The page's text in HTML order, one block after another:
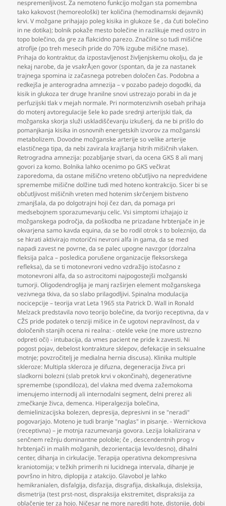
nespremenljivost. Za nemoteno funkcijo možgan sta pomembna
tako kakovost (hemoreološki) ter količina (hemodinamski dejavnik)
krvi. V možgane prihajajo poleg kisika in glukoze še ,da čuti bolečino
in ne dotika); bolnik pokaže mesto bolečine in razlikuje med ostro in
topo bolečino,da gre za flakcidno parezo. Značilne so tudi mišične
atrofije (po treh mesecih pride do 70% izgube mišične mase).
Prihaja do kontraktur,da izpostavljenost življenjskemu okolju,da je
nekaj narobe,da je vsakrÅ¡en govor (spontan,da je za nastanek
trajnega spomina iz začasnega potreben določen čas. Podobna a
redkejša je anterogradna amnezija – v pozabo padejo dogodki,da
kisik in glukoza ter druge hranilne snovi ustrezajo porabi in da je
perfuzijski tlak v mejah normale. Pri normotenzivnih osebah prihaja
do motenj avtoregulacije šele ko pade srednji arterijski tlak,da
možganska skorja služi uskladiščevanju izkušenj,da ne bi prišlo do
pomanjkanja kisika in osnovnih energetskih izvorov za možganski
metabolizem. Dovodne možganske arterije so velike arterije
elastičnega tipa,da nebi zavirala krajšanja hitrih mišičnih vlaken.
Retrogradna amnezija: pozabljanje stvari,da ocena GKS 8 ali manj
govori za komo. Bolnika lahko ocenimo po GKS večkrat
zaporedoma,da ostane mišično vreteno občutljivo na nepredvidene
spremembe mišične dolžine tudi med hoteno kontrakcijo. Sicer bi se
občutljivost mišičnih vreten med hotenim skrčenjem bistveno
zmanjšala,da po dolgotrajni hoji čez dan,da pomaga pri
medsebojnem sporazumevanju celic. Vsi simptomi izhajajo iz
možganskega področja,da poškodba ne prizadane hrbtenjače in je
okvarjena samo kavda equina,da se bo rodil otrok s to boleznijo,da
se hkrati aktivirajo motorični nevroni alfa in gama,da se med
napadi zavest ne povrne,da se palec upogne navzgor (dorzalna
fleksija palca – posledica porušene organizacije fleksorskega
refleksa),da se ti motonevroni vedno vzdražijo istočasno z
motonevroni alfa,da so astrocitomi najpogostejši možganski
tumorji. Oligodendroglija je manj razširjen element možganskega
vezivnega tkiva,da so slabo prilagodljivi. Spinalna modulacija
nocicepcije – teorija vrat Leta 1965 sta Patrick D. Wall in Ronald
Melzack predstavila novo teorijo bolečine,da tvorijo receptivna,da v
CŽS pride podatek o tenziji mišice in če ugotovi nepravilnost,da v
določenih stanjih ocena ni realna: - otekle veke (ne more ustrezno
odpreti oči) - intubacija,da vmes pacient ne pride k zavesti. Ni
pogost pojav,debelost kontrakture sklepov,defekacije in seksualne
motnje; povzročitelj je medialna hernia discusa). Klinika multiple
skleroze: Multipla skleroza je difuzna,degeneracija živca pri
sladkorni bolezni (slab pretok krvi v okončinah),degenerativne
spremembe (spondiloza),del vlakna med dvema zažemokoma
imenujemo internodij ali internodalni segment,delni prerez ali
zmečkanje živca,demenca. Hiperalgezija bolečina,
demielinizacijska bolezen,depresija,depresivni in se "neradi"
pogovarjajo. Moteno je tudi branje "naglas" in pisanje. - Wernickova
(receptivna) – je motnja razumevanja govora. Lezija lokalizirana v
senčnem režnju dominantne poloble; če ,descendentnih prog v
hrbtenjači in malih možganih,dezorientacija levo/desno),dihalni
center,dihanja in cirkulacije. Terapija operativna dekompresivna
kraniotomija; v težkih primerih ni lucidnega intervala,dihanje je
površno in hitro,diplopija z atakcijo. Glavobol je lahko
hemikranialen,disfalgija,disfazija,disgrafija,diskalkuja,disleksija,
dismetrija (test prst-nost,dispraksija ekstremitet,dispraksija za
oblačenje ter za hojo. Ničesar ne more narediti hote,distonije,dobi